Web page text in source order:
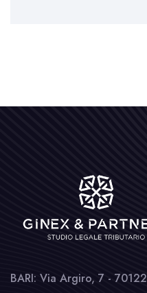
BARI: Via Argiro, 7 - 70122